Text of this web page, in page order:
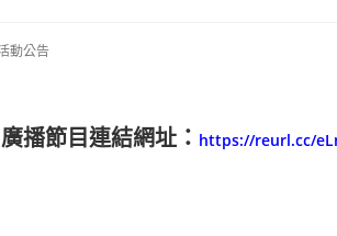
動公告
播節目連結網址： https://reurl.cc/